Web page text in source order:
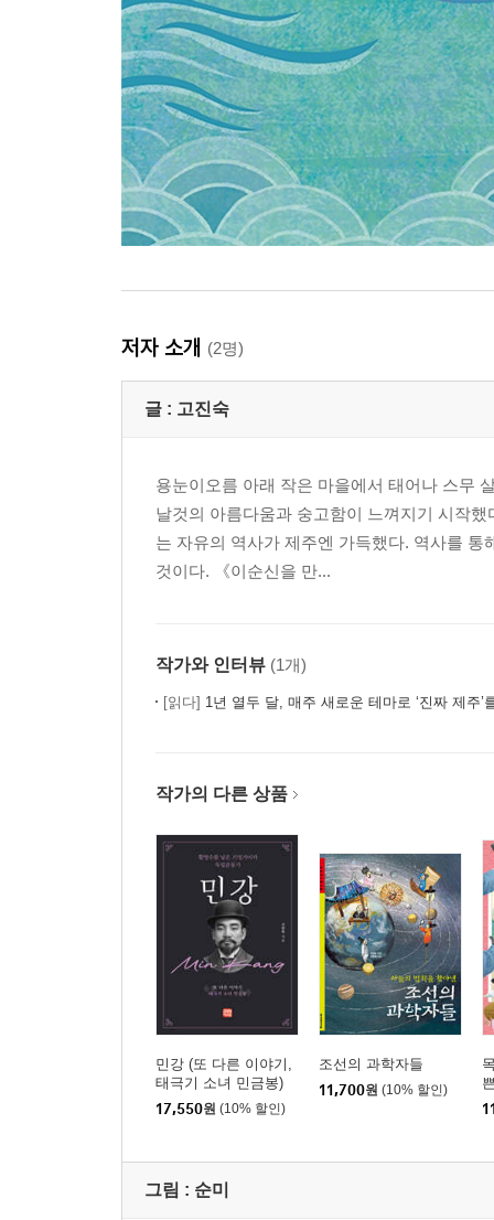
저자 소개 (2명)
글 : 고진숙
용눈이오름 아래 작은 마을에서 태어나 스무
날것의 아름다움과 숭고함이 느껴지기 시작
는 자유의 역사가 제주엔 가득했다. 역사를
것이다. 《이순신을 만...
작가와 인터뷰 (1개)
[읽다] 1년 열두 달, 매주 새로운 테마로 ‘진짜 제주’
작가의 다른 상품
민강 (또 다른 이야기,
태극기 소녀 민금봉)
17,550원 (10% 할인)
조선의 과학자들
11,700원 (10% 할인)
그림 : 순미